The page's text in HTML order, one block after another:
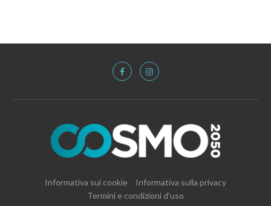
Informativa sui cookie
Informativa sulla privacy
Termini e condizioni d’uso